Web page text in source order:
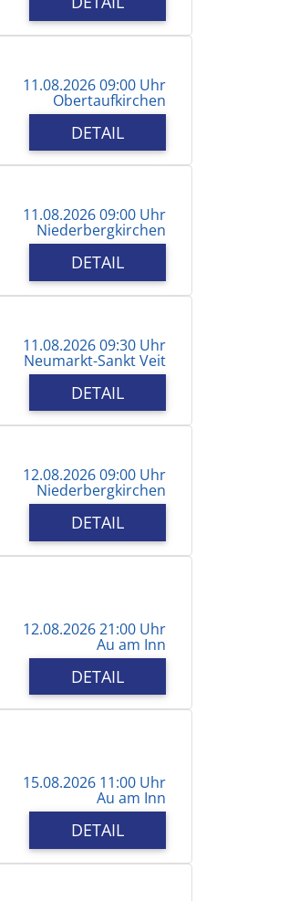
11.08.2026 09:00 Uhr
Obertaufkirchen
DETAIL
11.08.2026 09:00 Uhr
Niederbergkirchen
DETAIL
11.08.2026 09:30 Uhr
Neumarkt-Sankt Veit
DETAIL
12.08.2026 09:00 Uhr
Niederbergkirchen
DETAIL
12.08.2026 21:00 Uhr
Au am Inn
DETAIL
15.08.2026 11:00 Uhr
Au am Inn
DETAIL